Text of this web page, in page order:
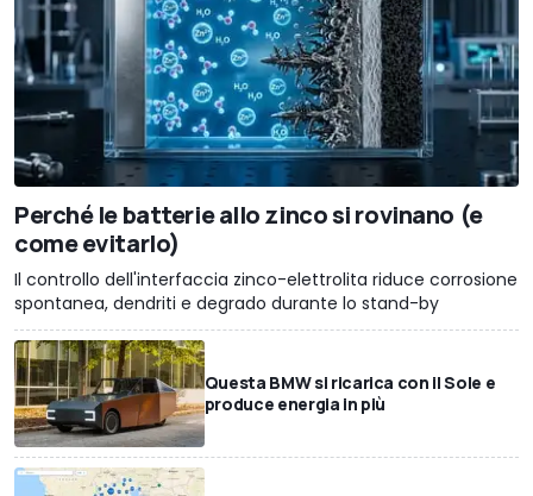
Perché le batterie allo zinco si rovinano (e
come evitarlo)
Il controllo dell'interfaccia zinco-elettrolita riduce corrosione
spontanea, dendriti e degrado durante lo stand-by
Questa BMW si ricarica con il Sole e
produce energia in più